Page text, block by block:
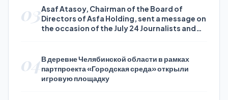
03Asaf Atasoy, Chairman of the Board of
Directors of Asfa Holding, sent a message on
the occasion of the July 24 Journalists and
04В деревне Челябинской области в рамках
партпроекта «Городская среда» открыли
игровую площадку